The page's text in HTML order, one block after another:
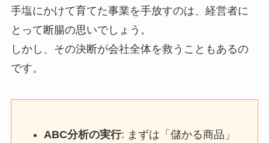
手塩にかけて育てた事業を手放すのは、経営者に
とって断腸の思いでしょう。
しかし、その決断が会社全体を救うこともあるの
です。
ABC分析の実行: まずは「儲かる商品」